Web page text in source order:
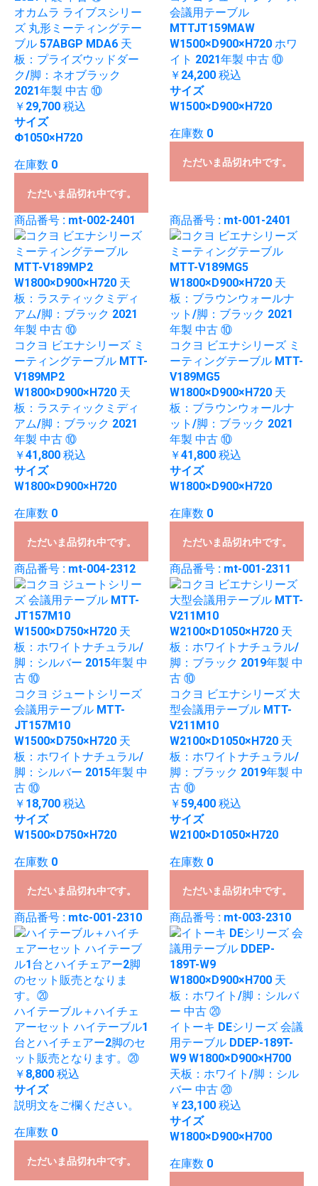
オカムラ ライブスシリー
ズ 丸形ミーティングテー
ブル 57ABGP MDA6 天
板：プライズウッドダー
ク/脚：ネオブラック
2021年製 中古 ⑩
￥29,700 税込
サイズ
Φ1050×H720
在庫数 0
ただいま品切れ中です。
会議用テーブル
MTTJT159MAW
W1500×D900×H720 ホワ
イト 2021年製 中古 ⑩
￥24,200 税込
サイズ
W1500×D900×H720
在庫数 0
ただいま品切れ中です。
商品番号 : mt-002-2401
コクヨ ビエナシリーズ ミ
ーティングテーブル MTT-
V189MP2
W1800×D900×H720 天
板：ラスティックミディ
アム/脚：ブラック 2021
年製 中古 ⑩
￥41,800 税込
サイズ
W1800×D900×H720
在庫数 0
ただいま品切れ中です。
商品番号 : mt-001-2401
コクヨ ビエナシリーズ ミ
ーティングテーブル MTT-
V189MG5
W1800×D900×H720 天
板：ブラウンウォールナ
ット/脚：ブラック 2021
年製 中古 ⑩
￥41,800 税込
サイズ
W1800×D900×H720
在庫数 0
ただいま品切れ中です。
商品番号 : mt-004-2312
コクヨ ジュートシリーズ
会議用テーブル MTT-
JT157M10
W1500×D750×H720 天
板：ホワイトナチュラル/
脚：シルバー 2015年製 中
古 ⑩
￥18,700 税込
サイズ
W1500×D750×H720
在庫数 0
ただいま品切れ中です。
商品番号 : mt-001-2311
コクヨ ビエナシリーズ 大
型会議用テーブル MTT-
V211M10
W2100×D1050×H720 天
板：ホワイトナチュラル/
脚：ブラック 2019年製 中
古 ⑩
￥59,400 税込
サイズ
W2100×D1050×H720
在庫数 0
ただいま品切れ中です。
商品番号 : mtc-001-2310
ハイテーブル＋ハイチェ
アーセット ハイテーブル1
台とハイチェアー2脚のセ
ット販売となります。⑳
￥8,800 税込
サイズ
説明文をご欄ください。
在庫数 0
ただいま品切れ中です。
商品番号 : mt-003-2310
イトーキ DEシリーズ 会議
用テーブル DDEP-189T-
W9 W1800×D900×H700
天板：ホワイト/脚：シル
バー 中古 ⑳
￥23,100 税込
サイズ
W1800×D900×H700
在庫数 0